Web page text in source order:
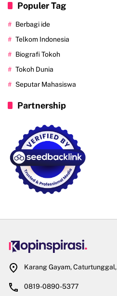
Populer Tag
Berbagi ide
Telkom Indonesia
Biografi Tokoh
Tokoh Dunia
Seputar Mahasiswa
Partnership
Karang Gayam,
0819-0890-5377